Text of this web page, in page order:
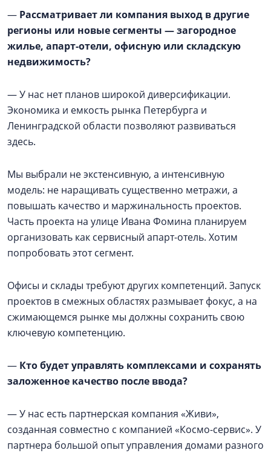
— Рассматривает ли компания выход в другие
регионы или новые сегменты — загородное
жилье, апарт-отели, офисную или складскую
недвижимость?
— У нас нет планов широкой диверсификации.
Экономика и емкость рынка Петербурга и
Ленинградской области позволяют развиваться
здесь.
Мы выбрали не экстенсивную, а интенсивную
модель: не наращивать существенно метражи, а
повышать качество и маржинальность проектов.
Часть проекта на улице Ивана Фомина планируем
организовать как сервисный апарт-отель. Хотим
попробовать этот сегмент.
Офисы и склады требуют других компетенций. Запуск
проектов в смежных областях размывает фокус, а на
сжимающемся рынке мы должны сохранить свою
ключевую компетенцию.
— Кто будет управлять комплексами и сохранять
заложенное качество после ввода?
— У нас есть партнерская компания «Живи»,
созданная совместно с компанией «Космо-сервис». У
партнера большой опыт управления домами разного